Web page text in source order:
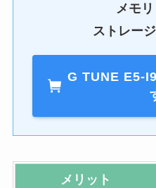
メモ
ストレー
G TUNE E5-
メリット